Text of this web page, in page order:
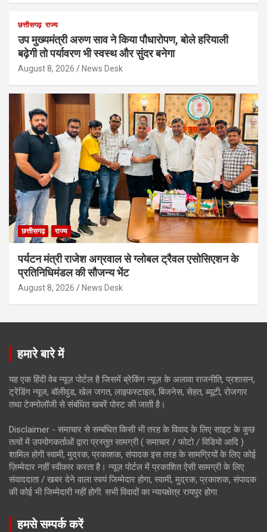
छत्तीसगढ़ राज्य
उप मुख्यमंत्री अरुण साव ने किया पौधारोपण, बोले हरियाली
बढ़ेगी तो पर्यावरण भी स्वस्थ और सुंदर बनेगा
August 8, 2026 News Desk
छत्तीसगढ़ राज्य
पर्यटन मंत्री राजेश अग्रवाल से ग्लोबल ट्रैवल एसोसिएशन के
प्रतिनिधिमंडल की सौजन्य भेंट
August 8, 2026 News Desk
हमारे बारे में
यह एक हिंदी वेब न्यूज़ पोर्टल है जिसमें ब्रेकिंग न्यूज़ के अलावा राजनीति, प्रशासन,
ट्रेंडिंग न्यूज, बॉलीवुड, खेल जगत, लाइफस्टाइल, बिजनेस, सेहत, ब्यूटी, रोजगार
तथा टेक्नोलॉजी से संबंधित खबरें पोस्ट की जाती है।
Disclaimer - समाचार से सम्बंधित किसी भी तरह के विवाद के लिए साइट के कुछ
तत्वों में उपयोगकर्ताओं द्वारा प्रस्तुत सामग्री ( समाचार / फोटो / विडियो आदि )
शामिल होगी स्वामी, मुद्रक, प्रकाशक, संपादक इस तरह के सामग्रियों के लिए कोई
ज़िम्मेदार नहीं स्वीकार करता है। न्यूज़ पोर्टल में प्रकाशित ऐसी सामग्री के लिए
संवाददाता / खबर देने वाला स्वयं जिम्मेदार होगा, स्वामी, मुद्रक, प्रकाशक, संपादक
की कोई भी जिम्मेदारी नहीं होगी. सभी विवादों का न्यायक्षेत्र रायपुर होगा
हमसे सम्पर्क करें